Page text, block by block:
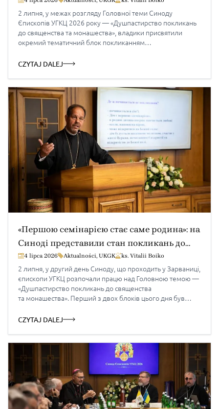
2 липня, у межах розгляду Головної теми Синоду
Єпископів УГКЦ 2026 року — «Душпастирство покликань
до священства та монашества», владики присвятили
окремий тематичний блок покликанням
середовища, у яких сьогодні зароджуються покликання,
і монаших спільнот у їх плеканні. Головну доповідь
представив голова Патріаршої комісії у справах
монашества УГКЦ владика Михайло Бубній.
Співдоповідачами стали ієромонах Студійського уставу
Сава […]
CZYTAJ DALEJ
«Першою семінарією стає саме родина»: на
Синоді представили стан покликань до
священства в УГКЦ
4 lipca 2026 Aktualności, UKGK ks. Vitalii Boiko
2 липня, у другий день Синоду, що проходить у Зарваниці,
єпископи УГКЦ розпочали працю над Головною темою —
«Душпастирство покликань до священства
та монашества». Перший з двох блоків цього дня був
сучасні виклики, формування майбутніх священників
Основну доповідь представив владика Богдан Данило,
Голова Патріаршої комісії у справах духовенства УГКЦ.
Співдоповідачами були: о. Тарас Путько, ректор […]
CZYTAJ DALEJ